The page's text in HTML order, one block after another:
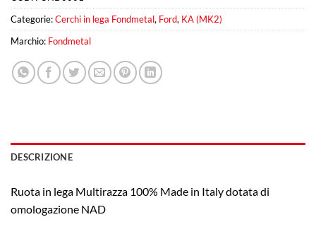
Categorie:Cerchi in lega Fondmetal, Ford, KA (MK2)
Marchio: Fondmetal
DESCRIZIONE
Ruota in lega Multirazza 100% Made in Italy dotata di
omologazione NAD